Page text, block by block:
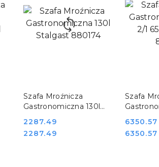
Szafa Mroźnicza
Gastronomiczna 130l
Cena:
2287.49
Cena:
2287.49
DO KOSZYKA
Szafa
Cena:
6350.57
Cena:
6350.57